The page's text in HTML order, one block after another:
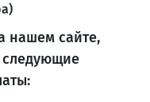
нашем сайте,